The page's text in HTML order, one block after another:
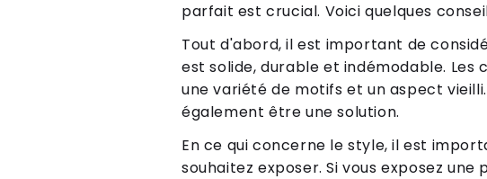
parfait est crucial. Voici quelques
Tout d'abord, il est important de
est solide, durable et indémodable.
une variété de motifs et un aspect
également être une solution.
En ce qui concerne le style, il est
souhaitez exposer. Si vous exposez